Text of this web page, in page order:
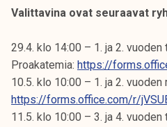
Valittavina ovat seuraavat
29.4. klo 14:00 – 1. ja 2.
Proakatemia: https://
10.5. klo 10:00 – 1. ja 2.
https://forms.office.com/r/
11.5. klo 10:00 – 3. ja 4. vuoden